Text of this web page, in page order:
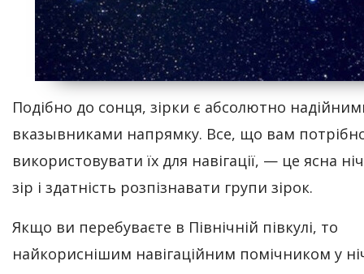
Подібно до сонця, зірки є абсолютно
вказывниками напрямку. Все, що вам
використовувати їх для навігації, — це ясна
зір і здатність розпізнавати групи зірок.
Якщо ви перебуваєте в Північній півкулі, то
найкориснішим навігаційним помічником у